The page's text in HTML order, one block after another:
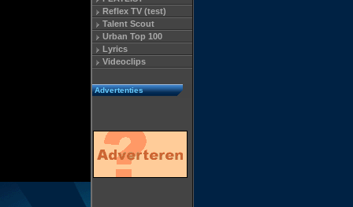
Reflex TV (test)
Talent Scout
Urban Top 100
Lyrics
Videoclips
Advertenties